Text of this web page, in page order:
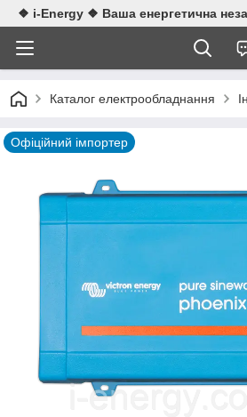
❖ i-Energy ❖ Ваша енергетична
Каталог електрообладнання
Офіційний імпортер